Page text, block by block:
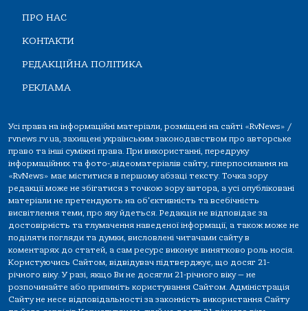
ПРО НАС
КОНТАКТИ
РЕДАКЦІЙНА ПОЛІТИКА
РЕКЛАМА
Усі права на інформаційні матеріали, розміщені на сайті «RvNews» /
rvnews.rv.ua, захищені українським законодавством про авторське
право та інші суміжні права. При використанні, передруку
інформаційних та фото-,відеоматеріалів сайту, гіперпосилання на
«RvNews» має міститися в першому абзаці тексту. Точка зору
редакції може не збігатися з точкою зору автора, а усі опубліковані
матеріали не претендують на об'єктивність та всебічність
висвітлення теми, про яку йдеться. Редакція не відповідає за
достовірність та тлумачення наведеної інформації, а також може не
поділяти погляди та думки, висловлені читачами сайту в
коментарях до статей, а сам ресурс виконує винятково роль носія.
Користуючись Сайтом, відвідувач підтверджує, що досяг 21-
річного віку. У разі, якщо Ви не досягли 21-річного віку — не
розпочинайте або припиніть користування Сайтом. Адміністрація
Сайту не несе відповідальності за законність використання Сайту